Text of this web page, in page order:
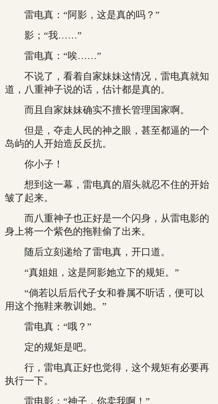
雷电真：“阿影，这是真的吗？”
影；“我……”
雷电真：“唉……”
不说了，看着自家妹妹这情况，雷电真就知
道，八重神子说的话，估计都是真的。
而且自家妹妹确实不擅长管理国家啊。
但是，夺走人民的神之眼，甚至都逼的一个
岛屿的人开始造反反抗。
你小子！
想到这一幕，雷电真的眉头就忍不住的开始
皱了起来。
而八重神子也正好是一个闪身，从雷电影的
身上将一个紫色的拖鞋偷了出来。
随后立刻递给了雷电真，开口道。
“真姐姐，这是阿影她立下的规矩。”
“倘若以后后代子女和眷属不听话，便可以
用这个拖鞋来教训她。”
雷电真：“哦？”
定的规矩是吧。
行，雷电真正好也觉得，这个规矩有必要再
执行一下。
雷电影：“神子，你卖我啊！”